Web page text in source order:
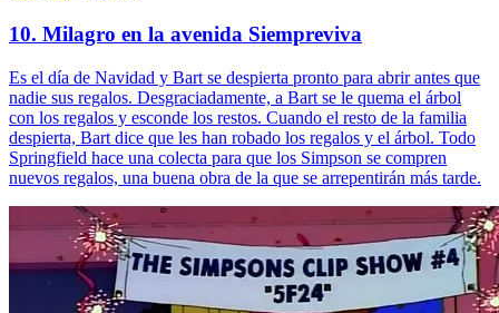
10. Milagro en la avenida Siempreviva
Es el día de Navidad y Bart se despierta pronto para abrir antes que
nadie sus regalos. Desgraciadamente, a Bart se le quema el árbol
con los regalos y esconde los restos. Cuando el resto de la familia
despierta, Bart dice que les han robado los regalos y el árbol. Todo
Springfield hace una colecta para que los Simpson se compren
nuevos regalos, una buena obra de la que se arrepentirán más tarde.